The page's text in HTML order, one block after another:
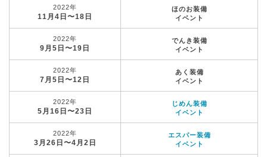
2022年
11月4日〜18日
ほのお装備
イベント
2022年
9月5日〜19日
でんき装備
イベント
2022年
7月5日〜12日
あく装備
イベント
2022年
5月16日〜23日
じめん装備
イベント
2022年
3月26日〜4月2日
エスパー装備
イベント